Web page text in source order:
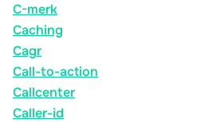
C-merk
Caching
Cagr
Call-to-action
Callcenter
Caller-id